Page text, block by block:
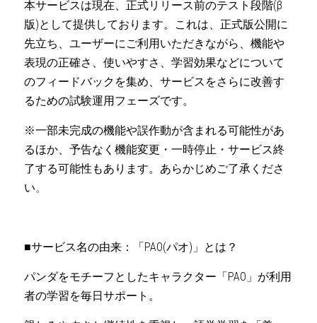
本サービスは現在、正式リリース前のテスト段階(β
版)として提供しております。これは、正式版公開に
先立ち、ユーザーにご利用いただきながら、機能や
表現の正確さ、使いやすさ、学習効果などについて
のフィードバックを集め、サービスをさらに改善す
るための試験運用フェーズです。
※一部未完成の機能や誤作動が含まれる可能性があ
るほか、予告なく機能変更・一時停止・サービス終
了する可能性もあります。あらかじめご了承くださ
い。
■サービス名の由来：「PAO(パオ)」とは？
パンダをモチーフとしたキャラクター「PAO」が利用
者の学習を毎日サポート。